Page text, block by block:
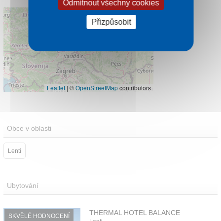
Leaflet | ©OpenStreetMapcontributors
Obce v oblasti
Lenti
Ubytování
SKVĚLÉ HODNOCENÍ THERMAL HOTEL BALANCE
Odmítnout všechny cookies
Přizpůsobit